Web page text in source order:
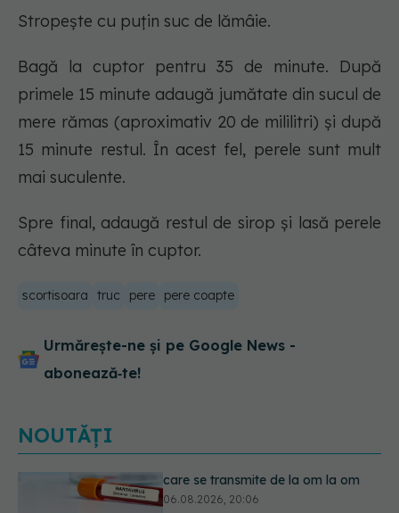
Stropește cu puțin suc de lămâie.
Bagă la cuptor pentru 35 de minute. După
primele 15 minute adaugă jumătate din sucul de
mere rămas (aproximativ 20 de mililitri) și după
15 minute restul. În acest fel, perele sunt mult
mai suculente.
Spre final, adaugă restul de sirop și lasă perele
câteva minute în cuptor.
scortisoara truc pere pere coapte
Urmărește-ne și pe Google News -
abonează‑te!
NOUTĂȚI
Mii de angajați din Sănătate ar